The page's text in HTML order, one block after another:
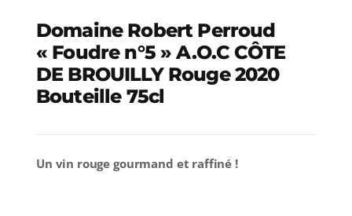
Domaine Robert Perroud
« Foudre n°5 » A.O.C CÔTE
DE BROUILLY Rouge 2020
Bouteille 75cl
Un vin rouge gourmand et raffiné !